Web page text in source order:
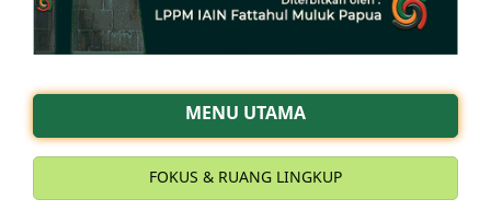
MENU UTAMA
FOKUS & RUANG LINGKUP